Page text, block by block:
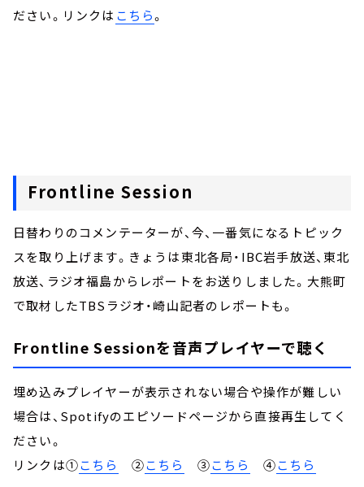
ださい。リンクは こちら。
Frontline Session
日替わりのコメンテーターが、今、一番気になるトピック
スを取り上げます。きょうは東北各局・IBC岩手放送、東北
放送、ラジオ福島からレポートをお送りしました。大熊町
で取材したTBSラジオ・崎山記者のレポートも。
Frontline Sessionを音声プレイヤーで聴く
埋め込みプレイヤーが表示されない場合や操作が難しい
場合は、Spotifyのエピソードページから直接再生してく
ださい。
リンクは①こちら ②こちら ③こちら ④こちら